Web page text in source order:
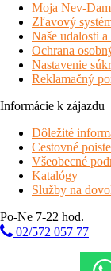
Moja Nev-
Zľavový
Naše udalosti a
Ochrana
Nastavenie
Reklamačný
Informácie k zájazdu
Dôležité
Cestovné
Všeobecné
Katalógy
Služby na
Po-Ne 7-22 hod.
02/572 057 77